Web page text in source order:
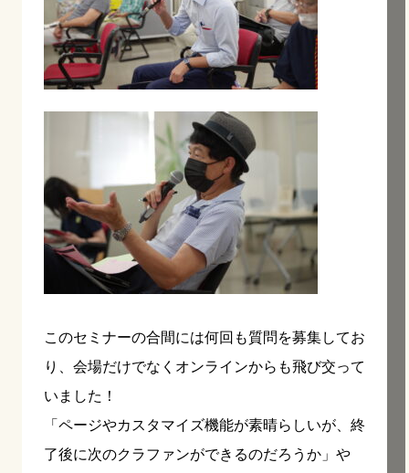
このセミナーの合間には何回も質問を募集してお
り、会場だけでなくオンラインからも飛び交って
いました！
「ページやカスタマイズ機能が素晴らしいが、終
了後に次のクラファンができるのだろうか」や